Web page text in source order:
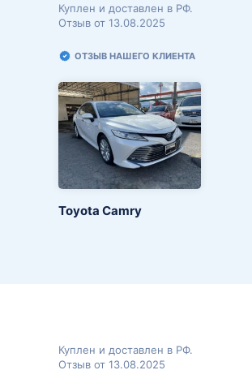
Куплен и доставлен в РФ.
Отзыв от 13.08.2025
ОТЗЫВ НАШЕГО КЛИЕНТА
Toyota Camry
Куплен и доставлен в РФ.
Отзыв от 13.08.2025